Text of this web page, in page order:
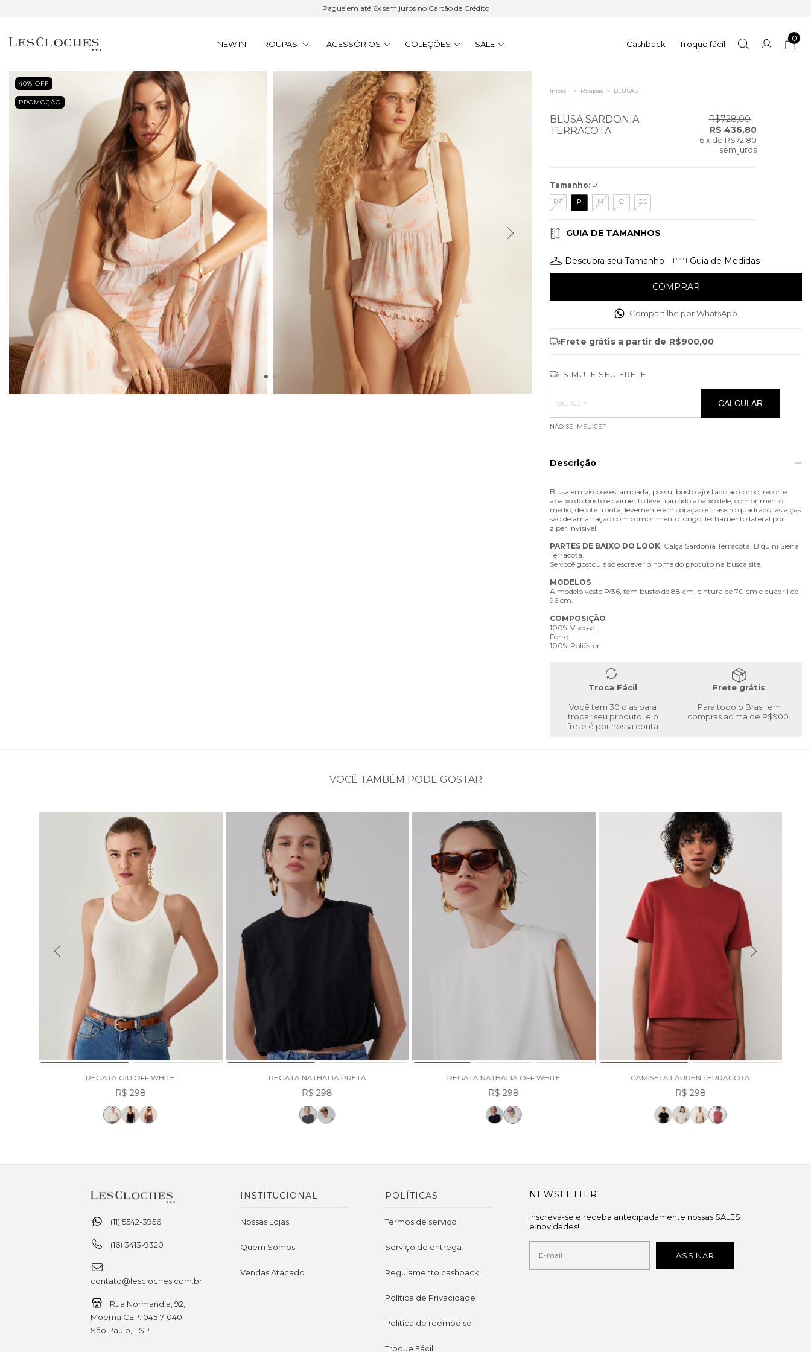
Pague em até 6x sem juros no Cartão de Crédito
NEW IN ROUPAS ACESSÓRIOS COLEÇÕES SALE Cashback Troque fácil
0
40% OFF
PROMOÇÃO
Início > Roupas > BLUSAS
BLUSA SARDONIA
TERRACOTA
R$728,00
R$ 436,80
6 x de R$72,80
sem juros
Tamanho: P
PP P M G GG
GUIA DE TAMANHOS
Descubra seu Tamanho Guia de Medidas
Compartilhe por WhatsApp
Frete grátis a partir de R$900,00
SIMULE SEU FRETE
Entregas para o CEP:
ALTERAR CEP
CALCULAR
NÃO SEI MEU CEP
Descrição
Blusa em viscose estampada, possui busto ajustado ao corpo, recorte
abaixo do busto e caimento leve franzido abaixo dele, comprimento
médio, decote frontal levemente em coração e traseiro quadrado, as alças
são de amarração com comprimento longo, fechamento lateral por
zíper invisível.
PARTES DE BAIXO DO LOOK: Calça Sardonia Terracota, Biquini Siena
Terracota.
Se você gostou é só escrever o nome do produto na busca site.
MODELOS
A modelo veste P/36, tem busto de 88 cm, cintura de 70 cm e quadril de
96 cm.
COMPOSIÇÃO
100% Viscose
Forro:
100% Poliéster
Troca Fácil
Você tem 30 dias para
trocar seu produto, e o
frete é por nossa conta
Frete grátis
Para todo o Brasil em
compras acima de R$900.
VOCÊ TAMBÉM PODE GOSTAR
REGATA GIU OFF WHITE
R$ 298
REGATA NATHALIA PRETA
R$ 298
REGATA NATHALIA OFF WHITE
R$ 298
CAMISETA LAUREN TERRACOTA
R$ 298
(11) 5542-3956
(16) 3413-9320
contato@lescloches.com.br
Rua Normandia, 92,
Moema CEP: 04517-040 -
São Paulo, - SP
INSTITUCIONAL
Nossas Lojas
Quem Somos
Vendas Atacado
POLÍTICAS
Termos de serviço
Serviço de entrega
Regulamento cashback
Política de Privacidade
Política de reembolso
Troque Fácil
NEWSLETTER
Inscreva-se e receba antecipadamente nossas SALES
e novidades!